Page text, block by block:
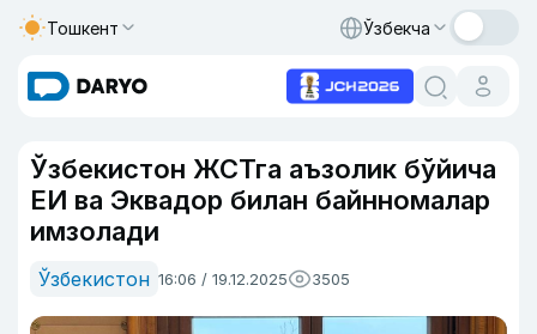
Тошкент Ўзбекча
Ўзбекистон ЖСТга аъзолик бўйича
ЕИ ва Эквадор билан байнномалар
имзолади
Ўзбекистон 16:06 / 19.12.2025 3505